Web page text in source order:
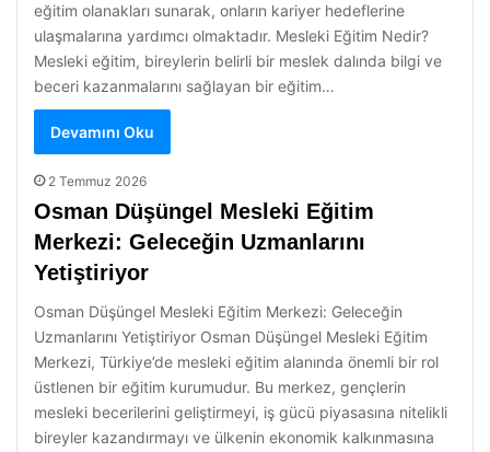
eğitim olanakları sunarak, onların kariyer hedeflerine
ulaşmalarına yardımcı olmaktadır. Mesleki Eğitim Nedir?
Mesleki eğitim, bireylerin belirli bir meslek dalında bilgi ve
beceri kazanmalarını sağlayan bir eğitim…
Devamını Oku
2 Temmuz 2026
Osman Düşüngel Mesleki Eğitim
Merkezi: Geleceğin Uzmanlarını
Yetiştiriyor
Osman Düşüngel Mesleki Eğitim Merkezi: Geleceğin
Uzmanlarını Yetiştiriyor Osman Düşüngel Mesleki Eğitim
Merkezi, Türkiye’de mesleki eğitim alanında önemli bir rol
üstlenen bir eğitim kurumudur. Bu merkez, gençlerin
mesleki becerilerini geliştirmeyi, iş gücü piyasasına nitelikli
bireyler kazandırmayı ve ülkenin ekonomik kalkınmasına